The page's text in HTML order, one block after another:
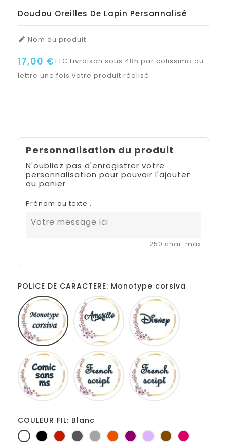
Doudou Oreilles De Lapin Personnalisé
 Nom du produit
17,00 €TTC Livraison sous 48h par colissimo ou
lettre une fois votre produit réalisé.
Personnalisation du produit
N'oubliez pas d'enregistrer votre
personnalisation pour pouvoir l'ajouter
au panier
Prénom ou texte .
250 char. max
POLICE DE CARACTERE: Monotype corsiva
Monotype
corsiva
Amarillo
Comic
sans
ms
French
script
COULEUR FIL: Blanc
BlancNoir RougeGris Gris Orange
PruneLilasMarronFuchsia